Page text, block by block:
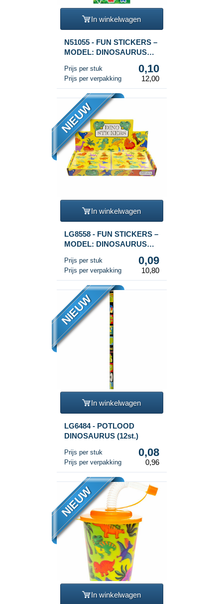
In winkelwagen
N51055 - FUN STICKERS –
MODEL: DINOSAURUS
Prijs per stuk 0,10
Prijs per verpakking 12,00
NIEUW
In winkelwagen
LG8558 - FUN STICKERS –
MODEL: DINOSAURUS
Prijs per stuk 0,09
Prijs per verpakking 10,80
NIEUW
In winkelwagen
LG6484 - POTLOOD
DINOSAURUS (12st.)
Prijs per stuk 0,08
Prijs per verpakking 0,96
NIEUW
In winkelwagen